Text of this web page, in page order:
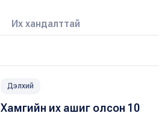
Их хандалттай
Дэлхий
Хамгийн их ашиг олсон 10